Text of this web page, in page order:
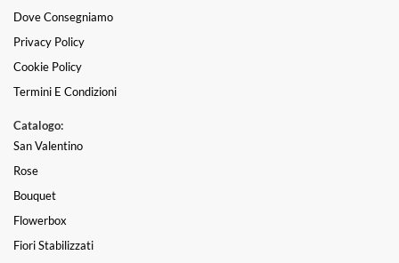
Dove Consegniamo
Privacy Policy
Cookie Policy
Termini E Condizioni
Catalogo:
San Valentino
Rose
Bouquet
Flowerbox
Fiori Stabilizzati